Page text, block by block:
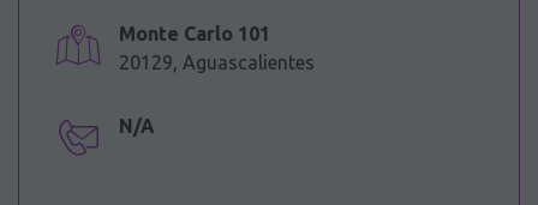
Monte Carlo 101
20129, Aguascalientes
N/A